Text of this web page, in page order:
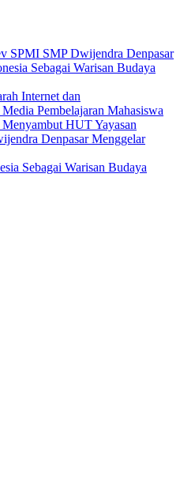
SPMI SMP Dwijendra Denpasar
Sebagai Warisan Budaya
Internet dan
Pembelajaran Mahasiswa
HUT Yayasan
Denpasar Menggelar
Sebagai Warisan Budaya